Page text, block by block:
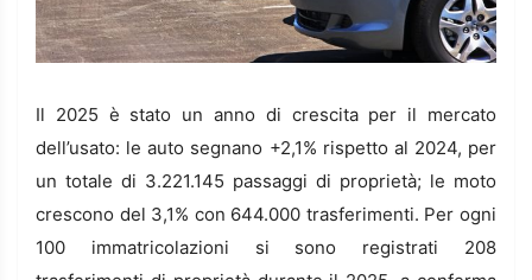
Il 2025 è stato un anno di crescita per il mercato
dell’usato: le auto segnano +2,1% rispetto al 2024, per
un totale di 3.221.145 passaggi di proprietà; le moto
crescono del 3,1% con 644.000 trasferimenti. Per ogni
100 immatricolazioni si sono registrati 208